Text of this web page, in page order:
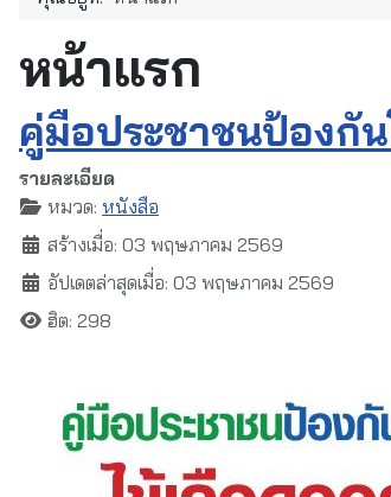
หน้าแรก
คู่มือประชาชนป้องกัน
รายละเอียด
หมวด: หนังสือ
สร้างเมื่อ: 03 พฤษภาคม 2569
อัปเดตล่าสุดเมื่อ: 03 พฤษภาคม 2569
ฮิต: 298